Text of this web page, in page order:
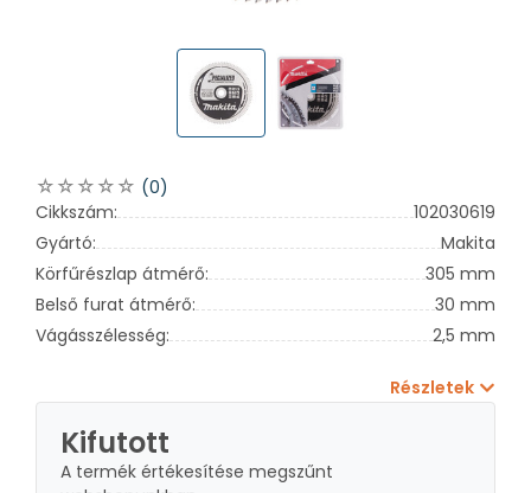
(0)
Cikkszám:
102030619
Gyártó:
Makita
Körfűrészlap átmérő:
305 mm
Belső furat átmérő:
30 mm
Vágásszélesség:
2,5 mm
Részletek
Kifutott
A termék értékesítése megszűnt